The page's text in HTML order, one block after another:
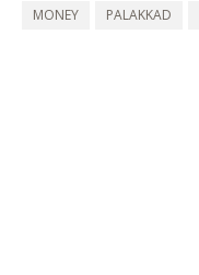
MONEY
PALAKKAD